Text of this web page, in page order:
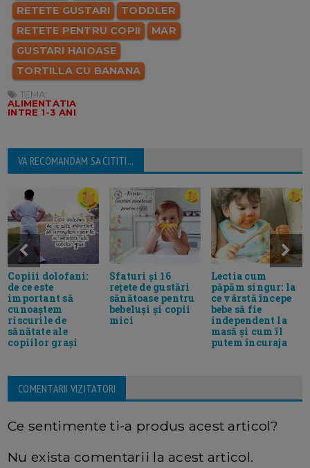
RETETE GUSTARI
TODDLER
RETETE PENTRU COPII
MAR
GUSTARI HAIOASE
TORTILLA CU BANANA
TEMA:
ALIMENTATIA
INTRE 1-3 ANI
VA RECOMANDAM SA CITITI...
Copiii dolofani:
de ce este
important să
cunoaștem
riscurile de
sănătate ale
copiilor grași
Sfaturi și 16
rețete de gustări
sănătoase pentru
bebeluși și copii
mici
Lectia cum
păpăm singur: la
ce vârstă începe
bebe să fie
independent la
masă și cum îl
putem încuraja
COMENTARII VIZITATORI
Ce sentimente ti-a produs acest articol?
Nu exista comentarii la acest articol.